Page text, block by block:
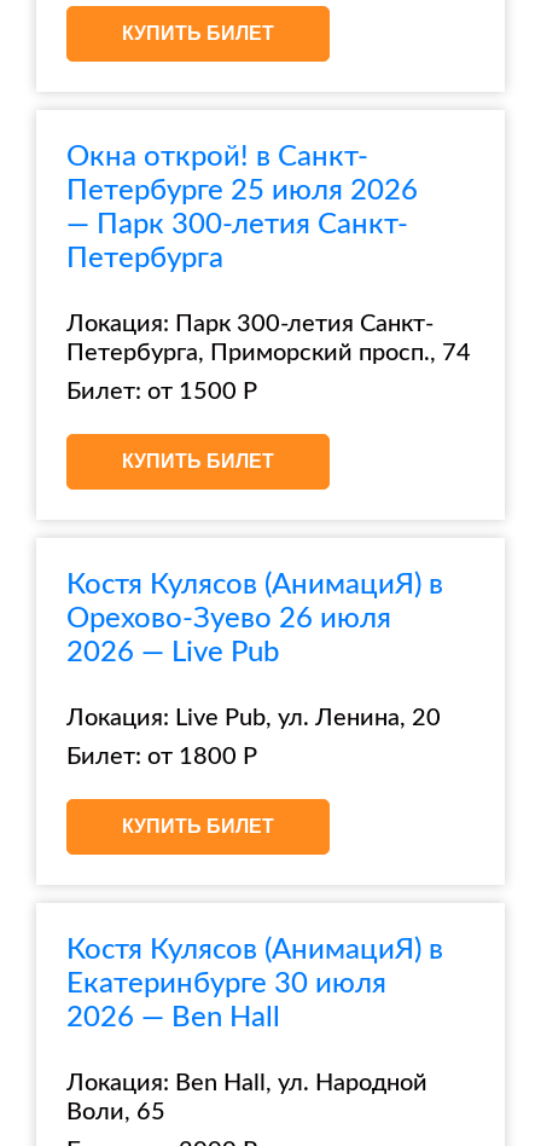
КУПИТЬ БИЛЕТ
Окна открой! в Санкт-
Петербурге 25 июля 2026
— Парк 300-летия Санкт-
Петербурга
Локация: Парк 300-летия Санкт-
Петербурга, Приморский просп., 74
Билет: от 1500 Р
КУПИТЬ БИЛЕТ
Костя Кулясов (АнимациЯ) в
Орехово-Зуево 26 июля
2026 — Live Pub
Локация: Live Pub, ул. Ленина, 20
Билет: от 1800 Р
КУПИТЬ БИЛЕТ
Костя Кулясов (АнимациЯ) в
Екатеринбурге 30 июля
2026 — Ben Hall
Локация: Ben Hall, ул. Народной
Воли, 65